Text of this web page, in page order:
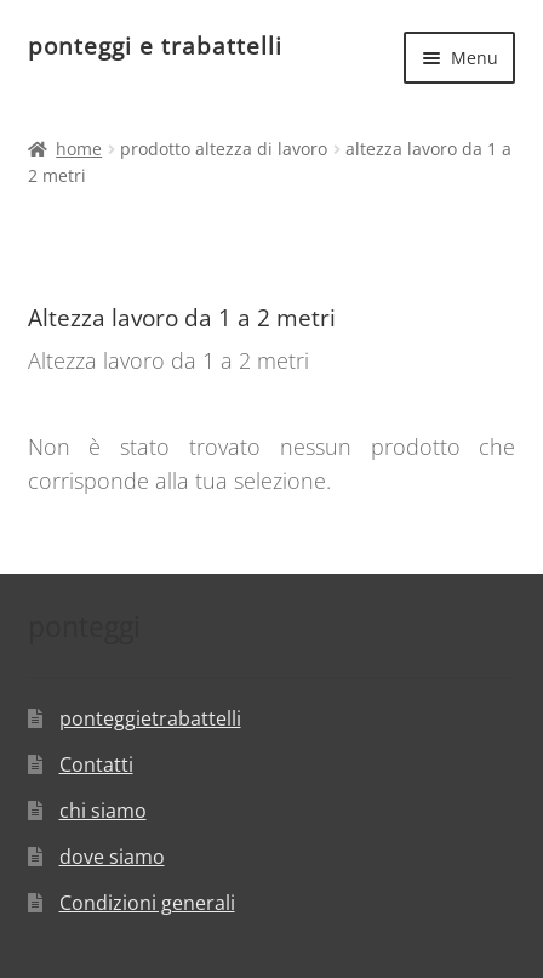
Vai
Vai
ponteggi e trabattelli Menu
il
Ponteggi in acciaio
Ponteggi uso hobbistico
home prodotto altezza di lavoro
altezza lavoro da 1 a
2 metri
Altezza lavoro da 1 a 2 metri
Altezza lavoro da 1 a 2 metri
Non è stato trovato nessun prodotto che
corrisponde alla tua selezione.
ponteggietrabattelli
Contatti
chi siamo
dove siamo
Condizioni generali